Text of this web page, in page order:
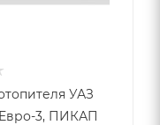
УАЗ
3, ПИКАП